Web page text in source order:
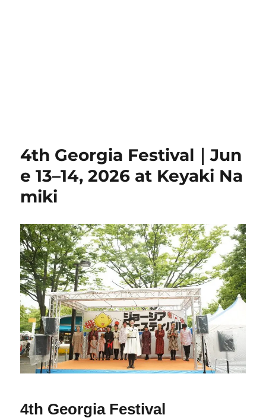
4th Georgia Festival｜Jun
e 13–14, 2026 at Keyaki Na
miki
4th Georgia Festival